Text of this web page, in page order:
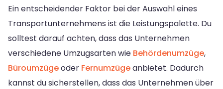
Ein entscheidender Faktor bei der Auswahl eines
Transportunternehmens ist die Leistungspalette. Du
solltest darauf achten, dass das Unternehmen
verschiedene Umzugsarten wie Behördenumzüge,
Büroumzügeoder Fernumzügeanbietet. Dadurch
kannst du sicherstellen, dass das Unternehmen über